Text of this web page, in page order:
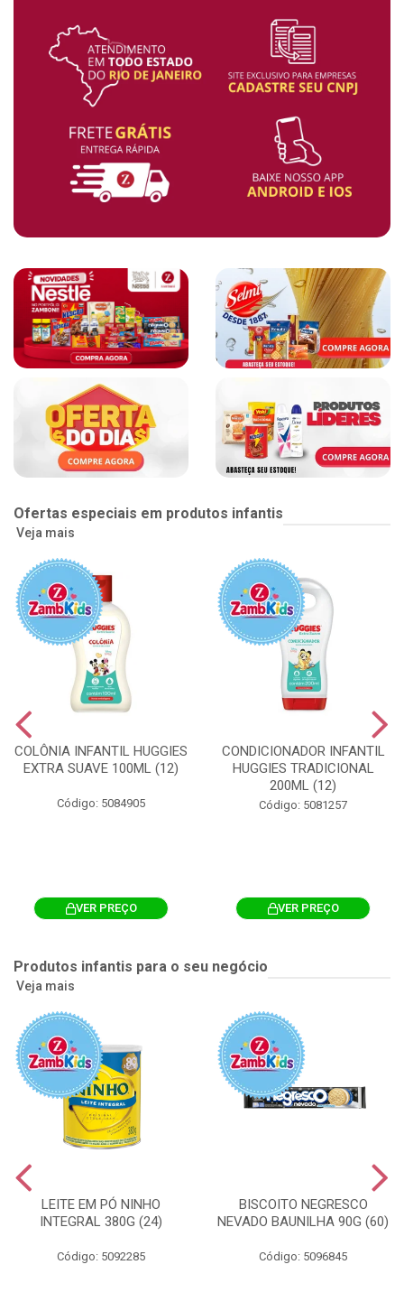
Ofertas especiais em produtos infantis
Veja mais
COLÔNIA INFANTIL HUGGIES
EXTRA SUAVE 100ML (12)
Código: 5084905
VER PREÇO
CONDICIONADOR INFANTIL
HUGGIES TRADICIONAL
200ML (12)
Código: 5081257
VER PREÇO
Produtos infantis para o seu negócio
Veja mais
LEITE EM PÓ NINHO
INTEGRAL 380G (24)
Código: 5092285
BISCOITO NEGRESCO
NEVADO BAUNILHA 90G (60)
Código: 5096845